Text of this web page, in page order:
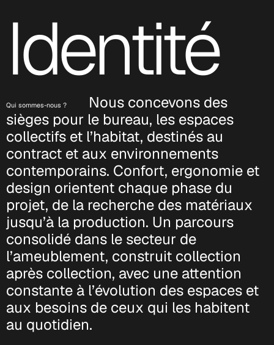
Identité
Qui sommes-nous ?
Nous concevons des
sièges pour le bureau, les espaces
collectifs et l’habitat, destinés au
contract et aux environnements
contemporains. Confort, ergonomie et
design orientent chaque phase du
projet, de la recherche des matériaux
jusqu’à la production. Un parcours
consolidé dans le secteur de
l’ameublement, construit collection
après collection, avec une attention
constante à l’évolution des espaces et
aux besoins de ceux qui les habitent
au quotidien.